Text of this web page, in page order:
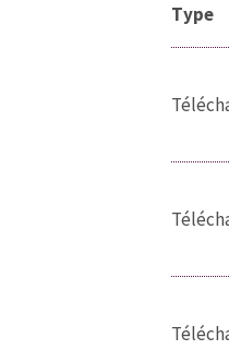
Type